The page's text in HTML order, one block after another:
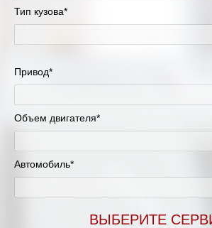
Тип кузова*
Привод*
Объем двигателя*
Автомобиль*
ВЫБЕРИТЕ